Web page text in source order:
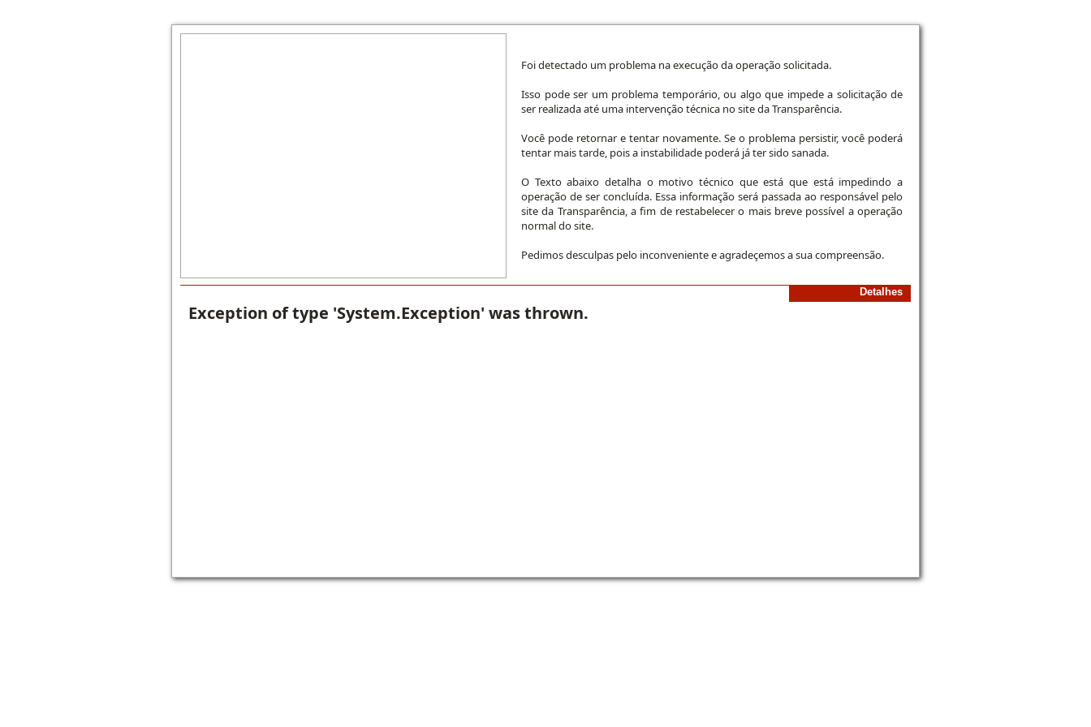
Foi detectado um problema na execução da operação solicitada.
Isso pode ser um problema temporário, ou algo que impede a solicitação de
ser realizada até uma intervenção técnica no site da Transparência.
Você pode retornar e tentar novamente. Se o problema persistir, você poderá
tentar mais tarde, pois a instabilidade poderá já ter sido sanada.
O Texto abaixo detalha o motivo técnico que está que está impedindo a
operação de ser concluída. Essa informação será passada ao responsável pelo
site da Transparência, a fim de restabelecer o mais breve possível a operação
normal do site.
Pedimos desculpas pelo inconveniente e agradeçemos a sua compreensão.
Detalhes
Exception of type 'System.Exception' was thrown.